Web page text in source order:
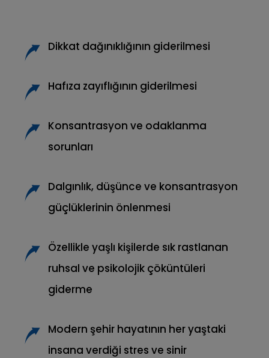
Dikkat dağınıklığının giderilmesi
Hafıza zayıflığının giderilmesi
Konsantrasyon ve odaklanma
sorunları
Dalgınlık, düşünce ve konsantrasyon
güçlüklerinin önlenmesi
Özellikle yaşlı kişilerde sık rastlanan
ruhsal ve psikolojik çöküntüleri
giderme
Modern şehir hayatının her yaştaki
insana verdiği stres ve sinir